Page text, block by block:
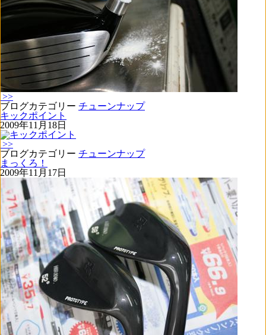
>>
ブログカテゴリー チューンナップ
キックポイント
2009年11月18日
>>
ブログカテゴリー チューンナップ
まっくろ！
2009年11月17日